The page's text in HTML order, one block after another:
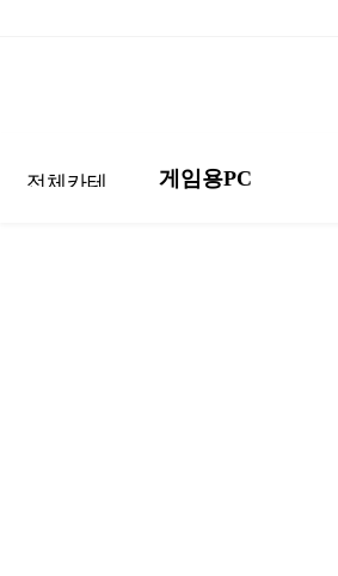
게임용PC